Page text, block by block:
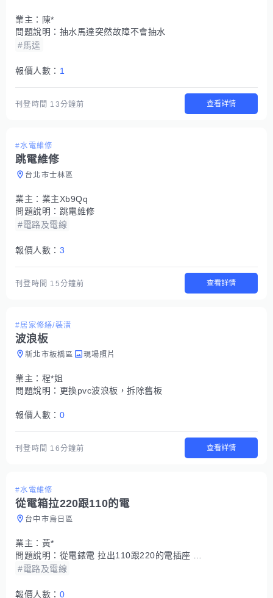
業主： 陳*
問題說明： 抽水馬達突然故障不會抽水
#馬達
報價人數： 1
刊登時間 13分鐘前 查看詳情
#水電維修
跳電維修
台北市士林區
業主： 業主Xb9Qq
問題說明： 跳電維修
#電路及電線
報價人數： 3
刊登時間 15分鐘前 查看詳情
#居家修繕/裝潢
波浪板
新北市板橋區 現場照片
業主： 程*姐
問題說明： 更換pvc波浪板，拆除舊板
報價人數： 0
刊登時間 16分鐘前 查看詳情
#水電維修
從電箱拉220跟110的電
台中市烏日區
業主： 黃*
問題說明： 從電錶電 拉出110跟220的電插座 牆需要挖2孔
#電路及電線
報價人數： 0